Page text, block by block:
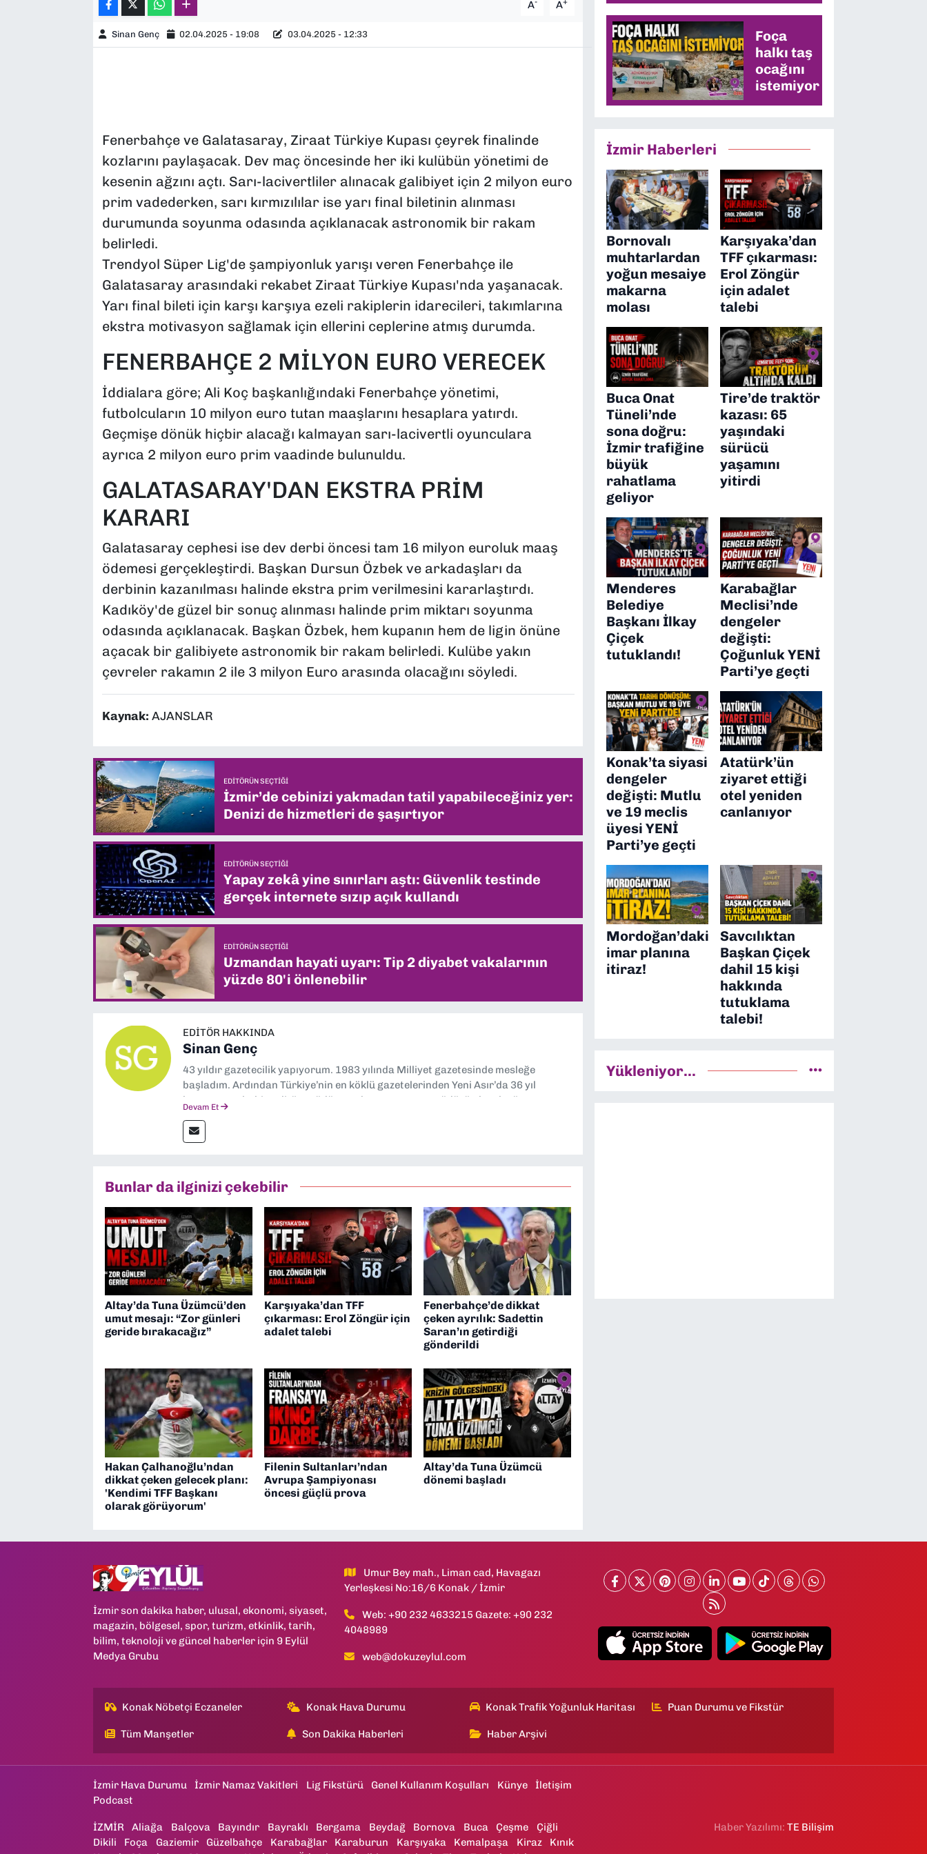
A- A+
Sinan Genç 02.04.2025 - 19:08 03.04.2025 - 12:33
Fenerbahçe ve Galatasaray, Ziraat Türkiye Kupası çeyrek finalinde
kozlarını paylaşacak. Dev maç öncesinde her iki kulübün yönetimi de
kesenin ağzını açtı. Sarı-lacivertliler alınacak galibiyet için 2 milyon euro
prim vadederken, sarı kırmızılılar ise yarı final biletinin alınması
durumunda soyunma odasında açıklanacak astronomik bir rakam
belirledi.
Trendyol Süper Lig'de şampiyonluk yarışı veren Fenerbahçe ile
Galatasaray arasındaki rekabet Ziraat Türkiye Kupası'nda yaşanacak.
Yarı final bileti için karşı karşıya ezeli rakiplerin idarecileri, takımlarına
ekstra motivasyon sağlamak için ellerini ceplerine atmış durumda.
FENERBAHÇE 2 MİLYON EURO VERECEK
İddialara göre; Ali Koç başkanlığındaki Fenerbahçe yönetimi,
futbolcuların 10 milyon euro tutan maaşlarını hesaplara yatırdı.
Geçmişe dönük hiçbir alacağı kalmayan sarı-lacivertli oyunculara
ayrıca 2 milyon euro prim vaadinde bulunuldu.
GALATASARAY'DAN EKSTRA PRİM
KARARI
Galatasaray cephesi ise dev derbi öncesi tam 16 milyon euroluk maaş
ödemesi gerçekleştirdi. Başkan Dursun Özbek ve arkadaşları da
derbinin kazanılması halinde ekstra prim verilmesini kararlaştırdı.
Kadıköy'de güzel bir sonuç alınması halinde prim miktarı soyunma
odasında açıklanacak. Başkan Özbek, hem kupanın hem de ligin önüne
açacak bir galibiyete astronomik bir rakam belirledi. Kulübe yakın
çevreler rakamın 2 ile 3 milyon Euro arasında olacağını söyledi.
Kaynak: AJANSLAR
EDITÖRÜN SEÇTIĞI
İzmir’de cebinizi yakmadan tatil yapabileceğiniz yer:
Denizi de hizmetleri de şaşırtıyor
EDITÖRÜN SEÇTIĞI
Yapay zekâ yine sınırları aştı: Güvenlik testinde
gerçek internete sızıp açık kullandı
EDITÖRÜN SEÇTIĞI
Uzmandan hayati uyarı: Tip 2 diyabet vakalarının
yüzde 80'i önlenebilir
EDITÖR HAKKINDA
Sinan Genç
43 yıldır gazetecilik yapıyorum. 1983 yılında Milliyet gazetesinde mesleğe
başladım. Ardından Türkiye’nin en köklü gazetelerinden Yeni Asır’da 36 yıl
boyunca muhabir, editör, müdür yardımcısı ve spor müdürü olarak görev
anda Dokuz Eylül Gazetesi'nde editörlük yapıyorum
Devam Et
Bunlar da ilginizi çekebilir
Altay’da Tuna Üzümcü’den
umut mesajı: “Zor günleri
geride bırakacağız”
Karşıyaka’dan TFF
çıkarması: Erol Zöngür için
adalet talebi
Fenerbahçe’de dikkat
çeken ayrılık: Sadettin
Saran’ın getirdiği
gönderildi
Hakan Çalhanoğlu’ndan
dikkat çeken gelecek planı:
'Kendimi TFF Başkanı
olarak görüyorum'
Filenin Sultanları’ndan
Avrupa Şampiyonası
öncesi güçlü prova
Altay’da Tuna Üzümcü
dönemi başladı
değişecek
mi?
Foça
halkı taş
ocağını
istemiyor
İzmir Haberleri
Bornovalı
muhtarlardan
yoğun mesaiye
makarna
molası
Karşıyaka’dan
TFF çıkarması:
Erol Zöngür
için adalet
talebi
Buca Onat
Tüneli’nde
sona doğru:
İzmir trafiğine
büyük
rahatlama
geliyor
Tire’de traktör
kazası: 65
yaşındaki
sürücü
yaşamını
yitirdi
Menderes
Belediye
Başkanı İlkay
Çiçek
tutuklandı!
Karabağlar
Meclisi’nde
dengeler
değişti:
Çoğunluk YENİ
Parti’ye geçti
Konak’ta siyasi
dengeler
değişti: Mutlu
ve 19 meclis
üyesi YENİ
Parti’ye geçti
Atatürk’ün
ziyaret ettiği
otel yeniden
canlanıyor
Mordoğan’daki
imar planına
itiraz!
Savcılıktan
Başkan Çiçek
dahil 15 kişi
hakkında
tutuklama
talebi!
Yükleniyor...
İzmir son dakika haber, ulusal, ekonomi, siyaset,
magazin, bölgesel, spor, turizm, etkinlik, tarih,
bilim, teknoloji ve güncel haberler için 9 Eylül
Medya Grubu
Umur Bey mah., Liman cad, Havagazı
Yerleşkesi No:16/6 Konak / İzmir
Web: +90 232 4633215 Gazete: +90 232
4048989
web@dokuzeylul.com
Konak Nöbetçi Eczaneler Konak Hava Durumu Konak Trafik Yoğunluk Haritası Puan Durumu ve Fikstür
Tüm Manşetler Son Dakika Haberleri Haber Arşivi
İzmir Hava Durumu İzmir Namaz Vakitleri Lig Fikstürü Genel Kullanım Koşulları Künye
İletişim
Podcast
İZMİR Aliağa Balçova Bayındır Bayraklı Bergama Beydağ Bornova Buca Çeşme
Çiğli
Dikili
Foça Gaziemir Güzelbahçe Karabağlar Karaburun Karşıyaka Kemalpaşa Kiraz
Kınık
Haber Yazılımı:TE Bilişim